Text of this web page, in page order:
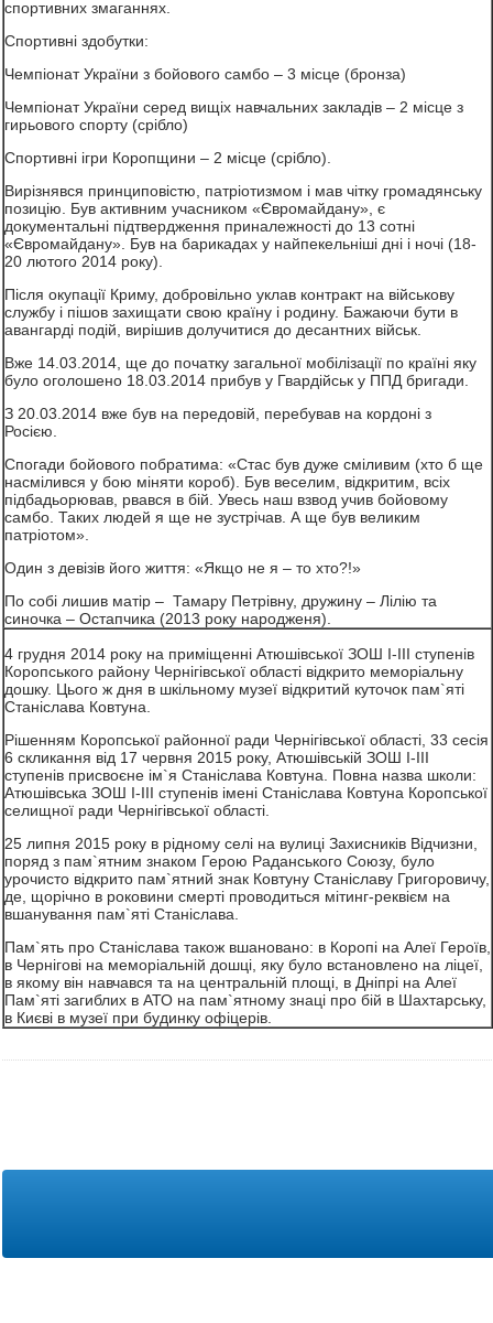
спортивних змаганнях.
Спортивні здобутки:
Чемпіонат України з бойового самбо – 3 місце (бронза)
Чемпіонат України серед вищіх навчальних закладів – 2 місце з
гирьового спорту (срібло)
Спортивні ігри Коропщини – 2 місце (срібло).
Вирізнявся принциповістю, патріотизмом і мав чітку громадянську
позицію. Був активним учасником «Євромайдану», є
документальні підтвердження приналежності до 13 сотні
«Євромайдану». Був на барикадах у найпекельніші дні і ночі (18-
20 лютого 2014 року).
Після окупації Криму, добровільно уклав контракт на військову
службу і пішов захищати свою країну і родину. Бажаючи бути в
авангарді подій, вирішив долучитися до десантних військ.
Вже 14.03.2014, ще до початку загальної мобілізації по країні яку
було оголошено 18.03.2014 прибув у Гвардійськ у ППД бригади.
З 20.03.2014 вже був на передовій, перебував на кордоні з
Росією.
Спогади бойового побратима: «Стас був дуже сміливим (хто б ще
насмілився у бою міняти короб). Був веселим, відкритим, всіх
підбадьорював, рвався в бій. Увесь наш взвод учив бойовому
самбо. Таких людей я ще не зустрічав. А ще був великим
патріотом».
Один з девізів його життя: «Якщо не я – то хто?!»
По собі лишив матір – Тамару Петрівну, дружину – Лілію та
синочка – Остапчика (2013 року народженя).
4 грудня 2014 року на приміщенні Атюшівської ЗОШ І-ІІІ ступенів
Коропського району Чернігівської області відкрито меморіальну
дошку. Цього ж дня в шкільному музеї відкритий куточок пам`яті
Станіслава Ковтуна.
Рішенням Коропської районної ради Чернігівської області, 33 сесія
6 скликання від 17 червня 2015 року, Атюшівській ЗОШ І-ІІІ
ступенів присвоєне ім`я Станіслава Ковтуна. Повна назва школи:
Атюшівська ЗОШ І-ІІІ ступенів імені Станіслава Ковтуна Коропської
селищної ради Чернігівської області.
25 липня 2015 року в рідному селі на вулиці Захисників Відчизни,
поряд з пам`ятним знаком Герою Раданського Союзу, було
урочисто відкрито пам`ятний знак Ковтуну Станіславу Григоровичу,
де, щорічно в роковини смерті проводиться мітинг-реквієм на
вшанування пам`яті Станіслава.
Пам`ять про Станіслава також вшановано: в Коропі на Алеї Героїв,
в Чернігові на меморіальній дошці, яку було встановлено на ліцеї,
в якому він навчався та на центральній площі, в Дніпрі на Алеї
Пам`яті загиблих в АТО на пам`ятному знаці про бій в Шахтарську,
в Києві в музеї при будинку офіцерів.